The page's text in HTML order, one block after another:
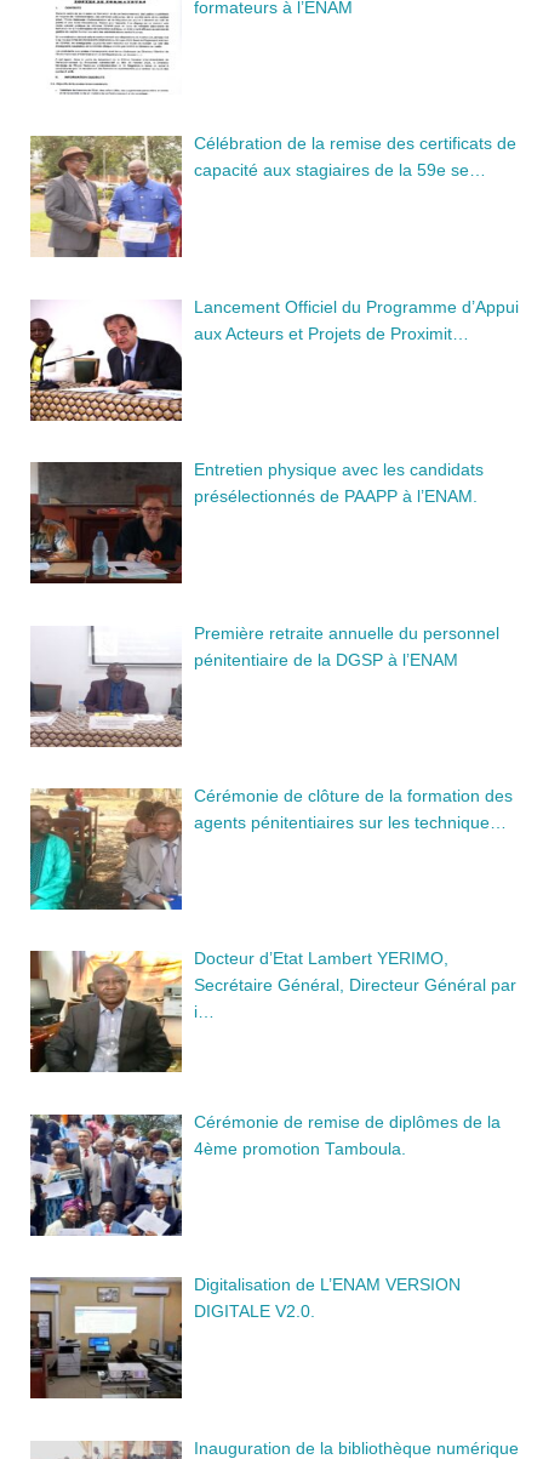
formateurs à l’ENAM
Célébration de la remise des certificats de
capacité aux stagiaires de la 59e se…
Lancement Officiel du Programme d’Appui
aux Acteurs et Projets de Proximit…
Entretien physique avec les candidats
présélectionnés de PAAPP à l’ENAM.
Première retraite annuelle du personnel
pénitentiaire de la DGSP à l’ENAM
Cérémonie de clôture de la formation des
agents pénitentiaires sur les technique…
Docteur d’Etat Lambert YERIMO,
Secrétaire Général, Directeur Général par
i…
Cérémonie de remise de diplômes de la
4ème promotion Tamboula.
Digitalisation de L’ENAM VERSION
DIGITALE V2.0.
Inauguration de la bibliothèque numérique